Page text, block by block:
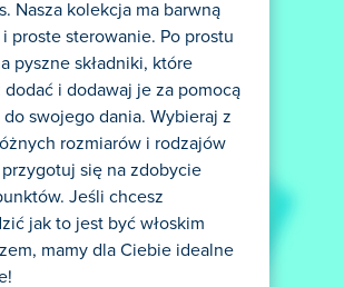
Nasza kolekcja ma barwną
proste sterowanie. Po prostu
pyszne składniki, które
dodać i dodawaj je za pomocą
do swojego dania. Wybieraj z
rozmiarów i rodzajów
się na zdobycie
Jeśli chcesz
jak to jest być włoskim
mamy dla Ciebie idealne